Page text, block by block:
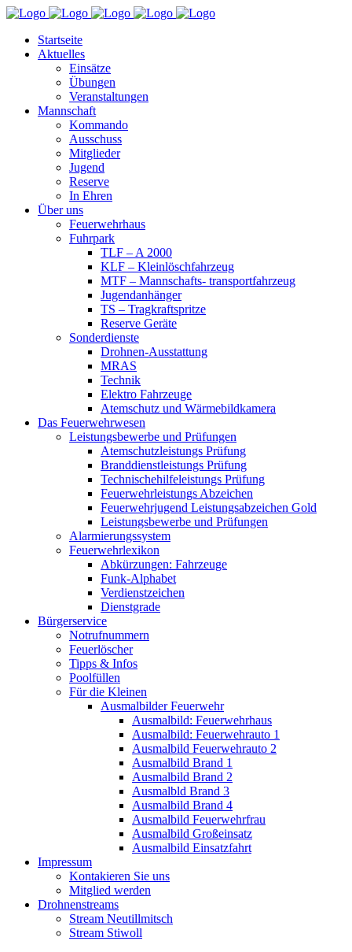
Startseite
Aktuelles
Einsätze
Übungen
Veranstaltungen
Mannschaft
Kommando
Ausschuss
Mitglieder
Jugend
Reserve
In Ehren
Über uns
Feuerwehrhaus
Fuhrpark
TLF – A 2000
KLF – Kleinlöschfahrzeug
MTF – Mannschafts- transportfahrzeug
Jugendanhänger
TS – Tragkraftspritze
Reserve Geräte
Sonderdienste
Drohnen-Ausstattung
MRAS
Technik
Elektro Fahrzeuge
Atemschutz und Wärmebildkamera
Das Feuerwehrwesen
Leistungsbewerbe und Prüfungen
Atemschutzleistungs Prüfung
Branddienstleistungs Prüfung
Technischehilfeleistungs Prüfung
Feuerwehrleistungs Abzeichen
Feuerwehrjugend Leistungsabzeichen Gold
Leistungsbewerbe und Prüfungen
Alarmierungssystem
Feuerwehrlexikon
Abkürzungen: Fahrzeuge
Funk-Alphabet
Verdienstzeichen
Dienstgrade
Bürgerservice
Notrufnummern
Feuerlöscher
Tipps & Infos
Poolfüllen
Für die Kleinen
Ausmalbilder Feuerwehr
Ausmalbild: Feuerwehrhaus
Ausmalbild: Feuerwehrauto 1
Ausmalbild Feuerwehrauto 2
Ausmalbild Brand 1
Ausmalbild Brand 2
Ausmalbld Brand 3
Ausmalbild Brand 4
Ausmalbild Feuerwehrfrau
Ausmalbild Großeinsatz
Ausmalbild Einsatzfahrt
Impressum
Kontakieren Sie uns
Mitglied werden
Drohnenstreams
Stream Neutillmitsch
Stream Stiwoll